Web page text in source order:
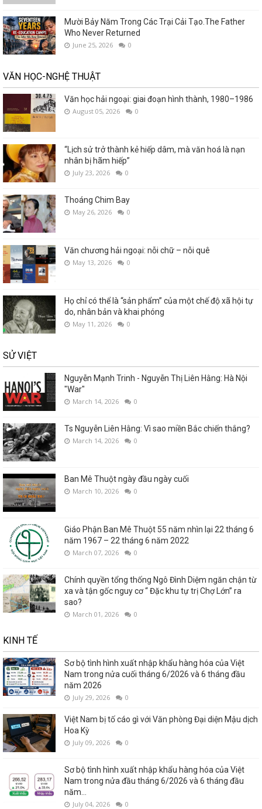
Mười Bảy Năm Trong Các Trại Cải Tạo.The Father
Who Never Returned
June 25, 2026 0
VĂN HỌC-NGHỆ THUẬT
Văn học hải ngoại: giai đoạn hình thành, 1980–1986
August 05, 2026 0
“Lịch sử trở thành kẻ hiếp dâm, mà văn hoá là nạn
nhân bị hãm hiếp”
July 23, 2026 0
Thoáng Chim Bay
May 26, 2026 0
Văn chương hải ngoại: nỗi chữ – nỗi quê
May 13, 2026 0
Họ chỉ có thể là “sản phẩm” của một chế độ xã hội tự
do, nhân bản và khai phóng
May 11, 2026 0
SỬ VIỆT
Nguyễn Mạnh Trinh - Nguyễn Thị Liên Hằng: Hà Nội
"War"
March 14, 2026 0
Ts Nguyễn Liên Hằng: Vì sao miền Bắc chiến thắng?
March 14, 2026 0
Ban Mê Thuột ngày đầu ngày cuối
March 10, 2026 0
Giáo Phận Ban Mê Thuột 55 năm nhìn lại 22 tháng 6
năm 1967 – 22 tháng 6 năm 2022
March 07, 2026 0
Chính quyền tổng thống Ngô Đình Diệm ngăn chận từ
xa và tận gốc nguy cơ “ Đặc khu tự trị Chợ Lớn” ra
sao?
March 01, 2026 0
KINH TẾ
Sơ bộ tình hình xuất nhập khẩu hàng hóa của Việt
Nam trong nửa cuối tháng 6/2026 và 6 tháng đầu
năm 2026
July 29, 2026 0
Việt Nam bị tố cáo gì với Văn phòng Đại diện Mậu dịch
Hoa Kỳ
July 09, 2026 0
Sơ bộ tình hình xuất nhập khẩu hàng hóa của Việt
Nam trong nửa đầu tháng 6/2026 và 6 tháng đầu
năm...
July 04, 2026 0